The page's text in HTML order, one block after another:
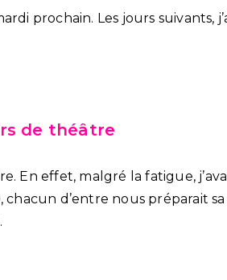
prochain. Les jours suivants,
de théâtre
En effet, malgré la fatigue,
chacun d’entre nous préparait